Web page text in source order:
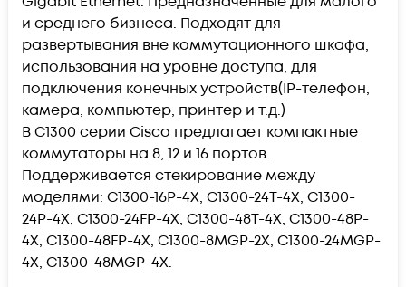
и среднего бизнеса. Подходят для
развертывания вне коммутационного шкафа,
использования на уровне доступа, для
подключения конечных устройств(IP-телефон,
камера, компьютер, принтер и т.д.)
В C1300 серии Cisco предлагает компактные
коммутаторы на 8, 12 и 16 портов.
Поддерживается стекирование между
моделями: C1300-16P-4X, C1300-24T-4X, C1300-
24P-4X, C1300-24FP-4X, C1300-48T-4X, C1300-48P-
4X, C1300-48FP-4X, C1300-8MGP-2X, C1300-24MGP-
4X, C1300-48MGP-4X.